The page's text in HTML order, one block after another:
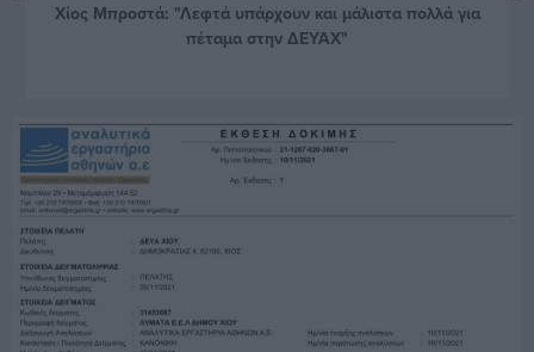
Χίος Μπροστά: "Λεφτά υπάρχουν και μάλιστα πολλά για
πέταμα στην ΔΕΥΑΧ"